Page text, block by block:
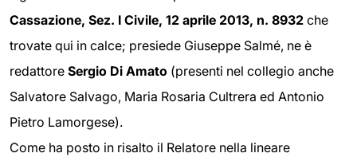
Cassazione, Sez. I Civile, 12 aprile 2013, n. 8932 che
trovate qui in calce; presiede Giuseppe Salmé, ne è
redattore Sergio Di Amato (presenti nel collegio anche
Salvatore Salvago, Maria Rosaria Cultrera ed Antonio
Pietro Lamorgese).
Come ha posto in risalto il Relatore nella lineare